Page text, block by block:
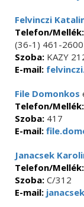
Felvinczi
Telefon/Mellék:
(36-1) 461-
Szoba: KAZY
E-mail:
File Domonkos
Telefon/Mellék:
Szoba: 417
E-mail:
Janacsek
Telefon/Mellék:
Szoba: C/312
E-mail: